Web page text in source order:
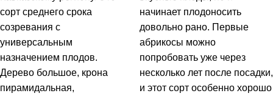
сорт среднего срока
созревания с
универсальным
назначением плодов.
Дерево большое, крона
пирамидальная,
начинает плодоносить
довольно рано. Первые
абрикосы можно
попробовать уже через
несколько лет после посадки,
и этот сорт особенно хорошо